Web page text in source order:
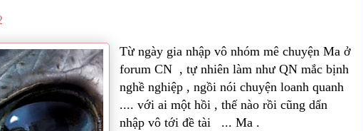
Từ ngày gia nhập vô nhóm mê chuyện Ma ở
forum CN , tự nhiên làm như QN mắc bịnh
nghề nghiệp , ngồi nói chuyện loanh quanh
.... với ai một hồi , thế nào rồi cũng dẩn
nhập vô tới đề tài ... Ma .